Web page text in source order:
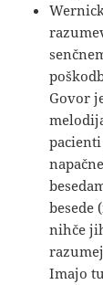
Govor
besede
nihče
Imajo